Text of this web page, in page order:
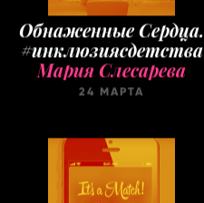
Обнаженные Cердца.
#инклюзиясдетства
Мария Слесарева
24 МАРТА